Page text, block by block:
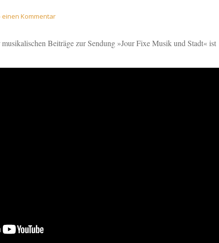
einen Kommentar
Beiträge zur Sendung »Jour Fixe Musik und Stadt« ist